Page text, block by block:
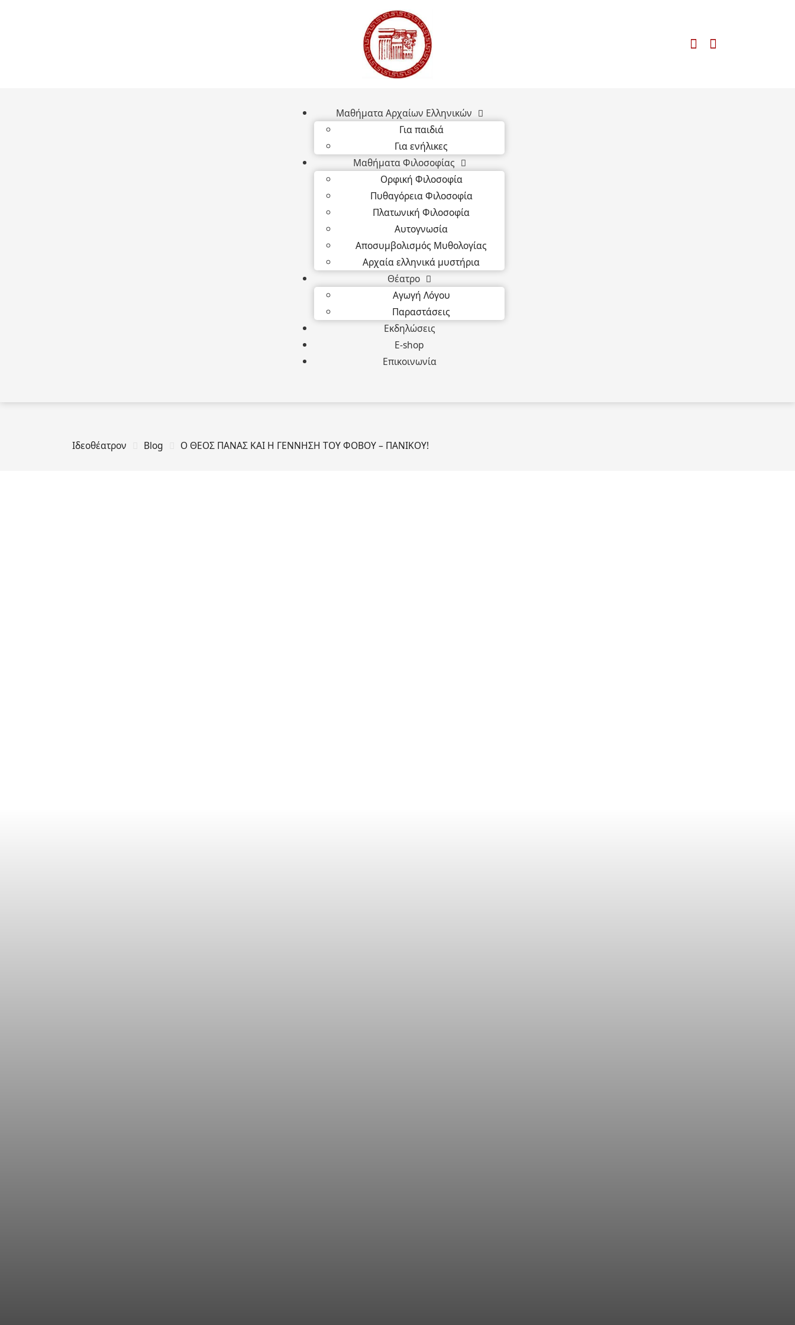
Μαθήματα Αρχαίων Ελληνικών
Για παιδιά
Για ενήλικες
Μαθήματα Φιλοσοφίας
Ορφική Φιλοσοφία
Πυθαγόρεια Φιλοσοφία
Πλατωνική Φιλοσοφία
Αυτογνωσία
Αποσυμβολισμός Μυθολογίας
Αρχαία ελληνικά μυστήρια
Θέατρο
Αγωγή Λόγου
Παραστάσεις
Εκδηλώσεις
E-shop
Επικοινωνία
Ιδεοθέατρον Blog Ο ΘΕΟΣ ΠΑΝΑΣ ΚΑΙ Η ΓΕΝΝΗΣΗ ΤΟΥ ΦΟΒΟΥ – ΠΑΝΙΚΟΥ!